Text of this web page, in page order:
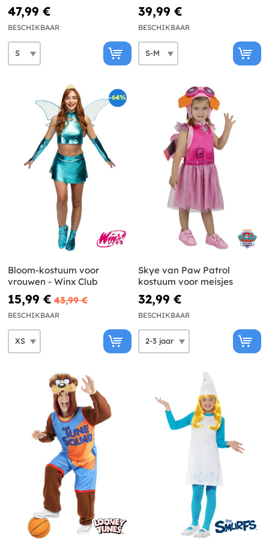
47,99 €
BESCHIKBAAR
39,99 €
BESCHIKBAAR
-64%
Bloom-kostuum voor
vrouwen - Winx Club
15,99 € 43,99 €
BESCHIKBAAR
Skye van Paw Patrol
kostuum voor meisjes
32,99 €
BESCHIKBAAR